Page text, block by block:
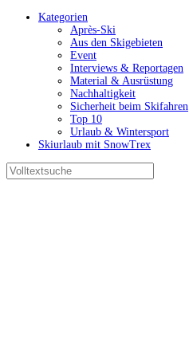
Kategorien
Après-Ski
Aus den Skigebieten
Event
Interviews & Reportagen
Material & Ausrüstung
Nachhaltigkeit
Sicherheit beim Skifahren
Top 10
Urlaub & Wintersport
Skiurlaub mit SnowTrex